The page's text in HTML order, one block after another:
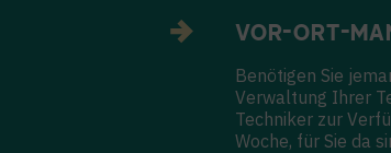
VOR-ORT-
Benötigen Sie
Verwaltung Ihrer
Techniker zur
Woche, für Sie da